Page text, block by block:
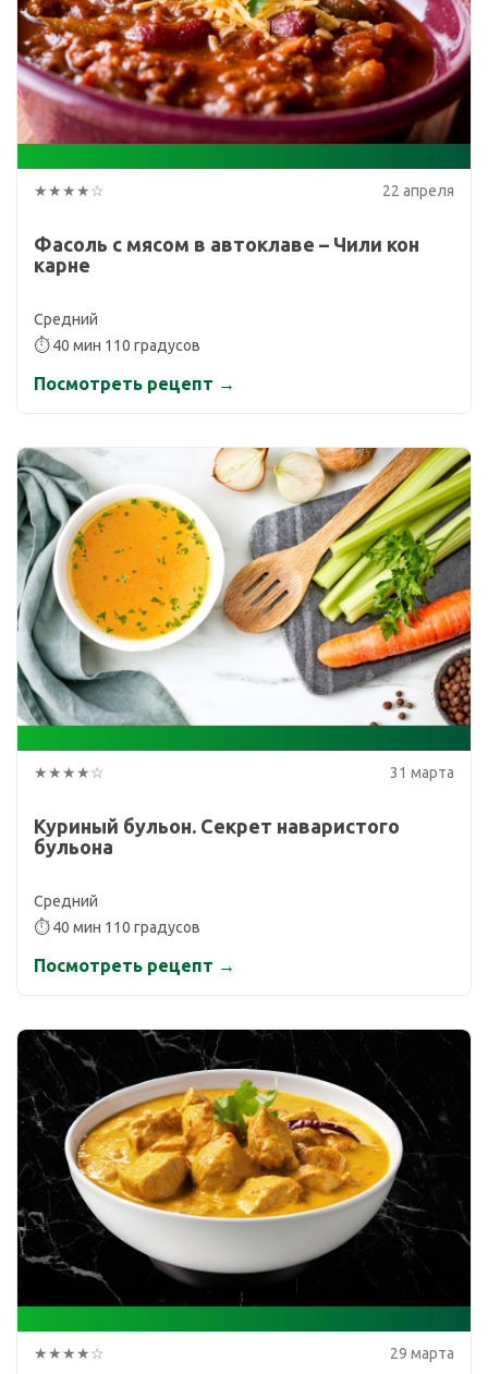
★★★★☆ 22 апреля
Фасоль с мясом в автоклаве – Чили кон
карне
Средний
⏱ 40 мин 110 градусов
Посмотреть рецепт →
★★★★☆ 31 марта
Куриный бульон. Секрет наваристого
бульона
Средний
⏱ 40 мин 110 градусов
Посмотреть рецепт →
★★★★☆ 29 марта